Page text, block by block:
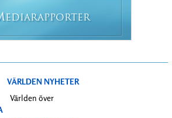
EDIARAPPORTER
VÄRLDEN NYHETER
Världen över